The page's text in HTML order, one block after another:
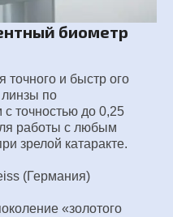
биометр
и быстр ого
линзы по
точностью до 0,25
работы с любым
зрелой катаракте.
(Германия)
«золотого